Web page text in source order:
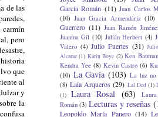
de las
carmín
pero
que
al
y
la
García Román (11) Juan Carlos
(10) Juan Gracia Armendáriz (10)
Guerrero (11) Juan Ramón
Juanma Gil (10) Julián Herbert (4)
Valero (4) Julio Fuertes (31)
Alcaraz (1) Karin Boye (2) Ken
Kendra Yee (8) Kevin Castro (6)
(10) La Gavia (103) La luz no
(8) Laia Arqueros (29) Lal Ded (1)
(1)
Laura Rosal (63)
Román (3) Lecturas y reseñas
Leopoldo María Panero (14)